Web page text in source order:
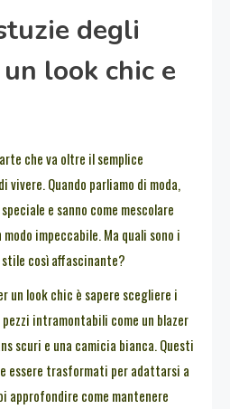
degli
look chic e
che va oltre il semplice
vivere. Quando parliamo di moda,
e sanno come mescolare
modo impeccabile. Ma quali sono i
così affascinante?
un look chic è sapere scegliere i
pezzi intramontabili come un blazer
scuri e una camicia bianca. Questi
essere trasformati per adattarsi a
approfondire come mantenere